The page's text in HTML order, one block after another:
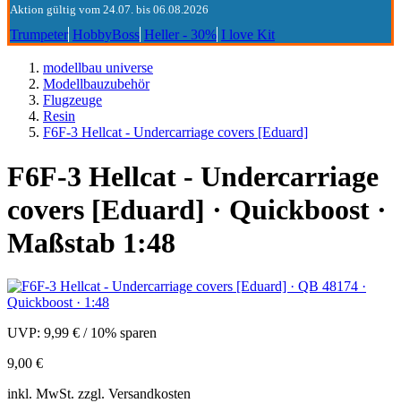
Aktion gültig vom 24.07. bis 06.08.2026
Trumpeter HobbyBoss Heller - 30% I love Kit
modellbau universe
Modellbauzubehör
Flugzeuge
Resin
F6F-3 Hellcat - Undercarriage covers [Eduard]
F6F-3 Hellcat - Undercarriage
covers [Eduard] · Quickboost ·
Maßstab 1:48
UVP: 9,99 € / 10% sparen
9,00 €
inkl. MwSt. zzgl. Versandkosten